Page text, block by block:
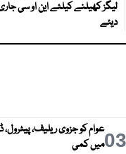
لیگز کھیلنے کیلئے این او سی
دیئے
03عوام کو جزوی ریلیف،
میں کمی